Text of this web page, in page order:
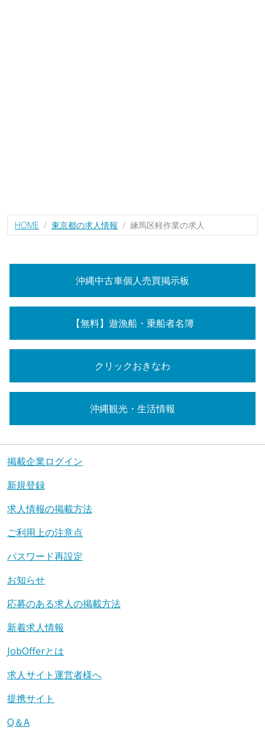
HOME 東京都の求人情報 練馬区軽作業の求人
沖縄中古車個人売買掲示板
【無料】遊漁船・乗船者名簿
クリックおきなわ
沖縄観光・生活情報
掲載企業ログイン
新規登録
求人情報の掲載方法
ご利用上の注意点
パスワード再設定
お知らせ
応募のある求人の掲載方法
新着求人情報
JobOfferとは
求人サイト運営者様へ
提携サイト
Q＆A